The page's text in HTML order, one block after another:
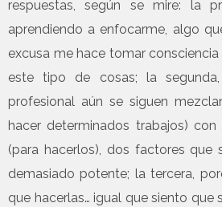
respuestas, según se mire: la
aprendiendo a enfocarme, algo
excusa me hace tomar
este tipo de cosas; la
profesional aún se siguen
hacer determinados trabajos)
(para hacerlos), dos factores que
demasiado potente; la tercera,
que hacerlas… igual que siento que